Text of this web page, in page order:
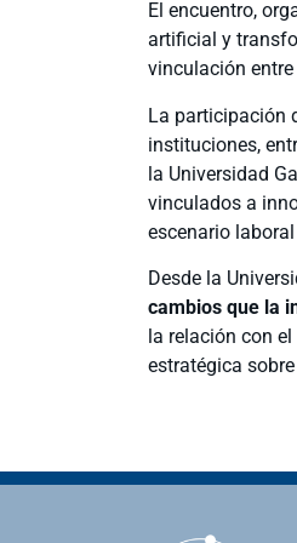
El encuentro,
artificial y
vinculación
La participación
instituciones,
la Universidad
vinculados a
escenario
Desde la
cambios que la
la relación con
estratégica